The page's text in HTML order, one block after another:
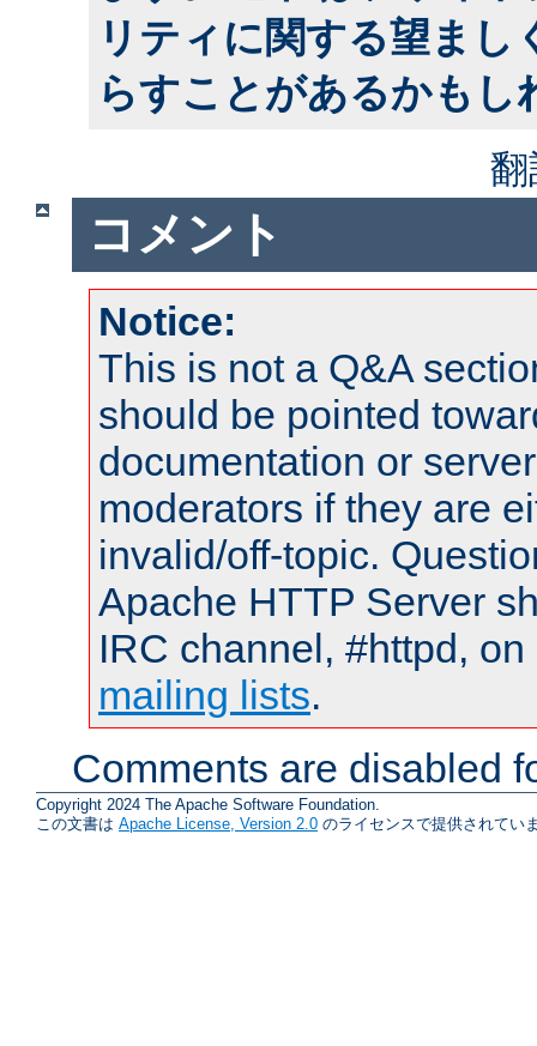
リティに関する望まし
らすことがあるかもし
コメント
Notice:
This is not a Q&A
should be pointed
documentation or
moderators if they are
invalid/off-topic.
Apache HTTP Server
IRC channel, #httpd,
mailing lists.
Comments are disabled
Copyright 2024 The Apache Software Foundation.
この文書は Apache License, Version 2.0 のライセンスで提供されてい